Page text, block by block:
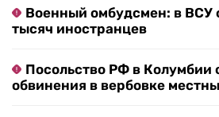
Военный омбудсмен: в ВСУ
тысяч иностранцев
Посольство РФ в Колумбии
обвинения в вербовке